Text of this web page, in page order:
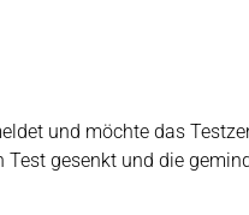
und möchte das
gesenkt und die